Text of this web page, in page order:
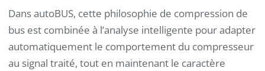
Dans autoBUS, cette philosophie de compression de
bus est combinée à l’analyse intelligente pour adapter
automatiquement le comportement du compresseur
au signal traité, tout en maintenant le caractère